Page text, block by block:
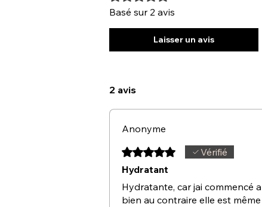
Basé sur 2 avis
Laisser un avis
2 avis
Anonyme
Noté 5 sur 5.
Vérifié
Hydratant
Hydratante, car jai commencé
bien au contraire elle est